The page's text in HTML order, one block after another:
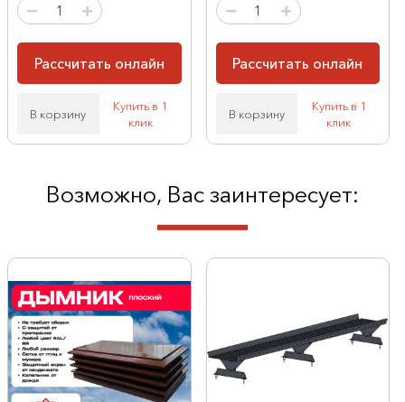
Рассчитать онлайн
В корзину
Купить в 1
клик
Рассчитать онлайн
В корзину
Купить в 1
клик
Возможно, Вас заинтересует: